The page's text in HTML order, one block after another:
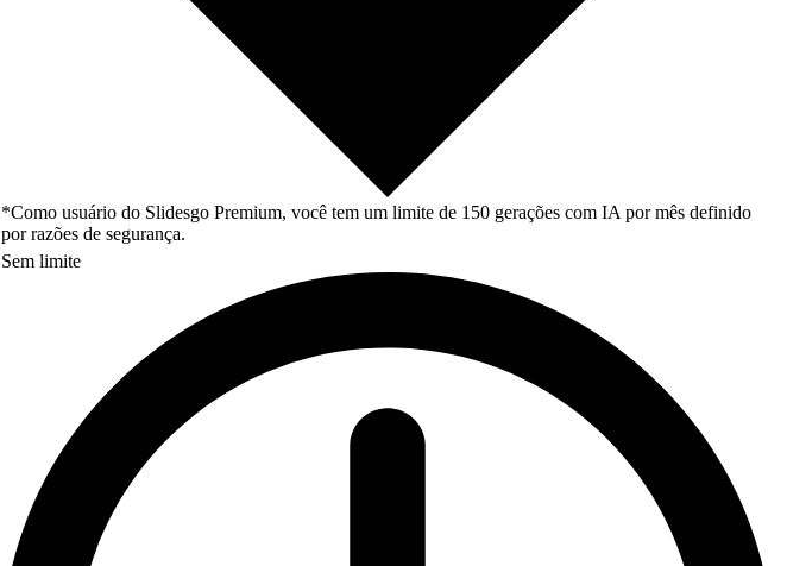
*Como usuário do Slidesgo Premium, você tem um limite de 150 gerações com IA por mês definido
por razões de segurança.
Sem limite